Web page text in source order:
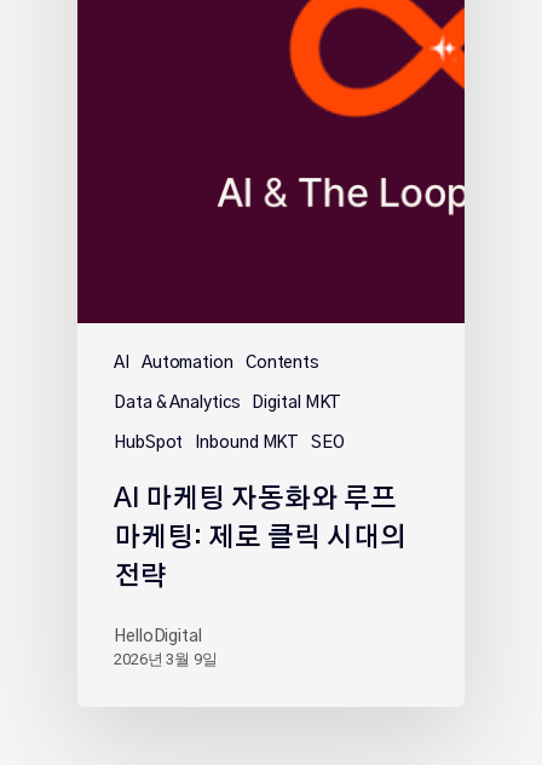
AI Automation Contents
Data & Analytics Digital MKT
HubSpot Inbound MKT SEO
AI 마케팅 자동화와 루프
마케팅: 제로 클릭 시대의
전략
HelloDigital
2026년 3월 9일